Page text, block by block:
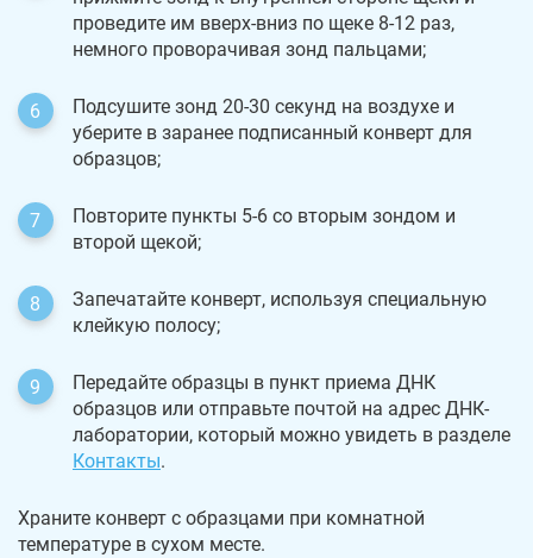
проведите им вверх-вниз по щеке 8-12 раз,
немного проворачивая зонд пальцами;
Подсушите зонд 20-30 секунд на воздухе и
уберите в заранее подписанный конверт для
образцов;
Повторите пункты 5-6 со вторым зондом и
второй щекой;
Запечатайте конверт, используя специальную
клейкую полосу;
Передайте образцы в пункт приема ДНК
образцов или отправьте почтой на адрес ДНК-
лаборатории, который можно увидеть в разделе
Контакты.
Храните конверт с образцами при комнатной
температуре в сухом месте.